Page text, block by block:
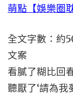
萌點【娛樂圈
全文字數：約
文案
看膩了糊比回
聽厭了‘請為我